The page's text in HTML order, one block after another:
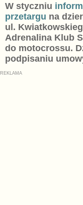
W styczniu
przetargu na
ul.
Adrenalina Klub
do motocrossu.
podpisaniu